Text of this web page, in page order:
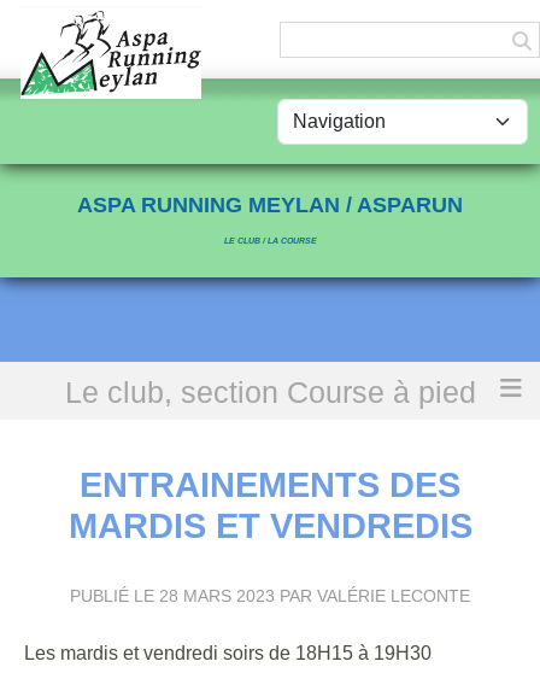
ASPA RUNNING MEYLAN / ASPARUN
LE CLUB / LA COURSE
Le club, section Course à pied
Entrainements des mardis et vendredis
ENTRAINEMENTS DES
MARDIS ET VENDREDIS
PUBLIÉ LE 28 MARS 2023 PAR VALÉRIE LECONTE
Les mardis et vendredi soirs de 18H15 à 19H30
Panneau de gestion des cookies